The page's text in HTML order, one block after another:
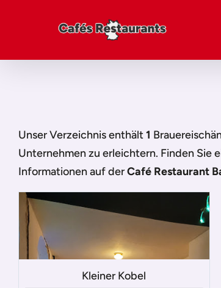
Unser Verzeichnis enthält1
Unternehmen zu erleichtern. Finden Sie
Informationen auf derCafé Restaurant
Kleiner Kobel